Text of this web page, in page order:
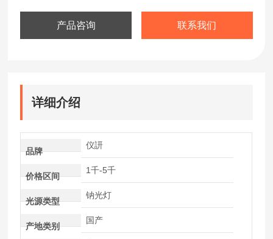
产品咨询 联系我们
详细介绍
品牌
仪訮
价格区间
1千-5千
光源类型
钠光灯
产地类别
国产